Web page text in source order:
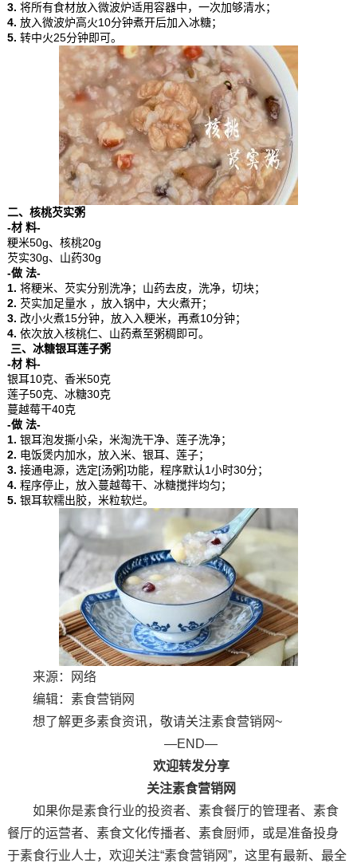
3. 将所有食材放入微波炉适用容器中，一次加够清水；
4. 放入微波炉高火10分钟煮开后加入冰糖；
5. 转中火25分钟即可。
二、核桃芡实粥
-材 料-
粳米50g、核桃20g
芡实30g、山药30g
-做 法-
1. 将粳米、芡实分别洗净；山药去皮，洗净，切块；
2. 芡实加足量水 ，放入锅中，大火煮开；
3. 改小火煮15分钟，放入入粳米，再煮10分钟；
4. 依次放入核桃仁、山药煮至粥稠即可。
三、冰糖银耳莲子粥
-材 料-
银耳10克、香米50克
莲子50克、冰糖30克
蔓越莓干40克
-做 法-
1. 银耳泡发撕小朵，米淘洗干净、莲子洗净；
2. 电饭煲内加水，放入米、银耳、莲子；
3. 接通电源，选定[汤粥]功能，程序默认1小时30分；
4. 程序停止，放入蔓越莓干、冰糖搅拌均匀；
5. 银耳软糯出胶，米粒软烂。
来源：网络
编辑：素食营销网
想了解更多素食资讯，敬请关注素食营销网~
—END—
欢迎转发分享
关注素食营销网
如果你是素食行业的投资者、素食餐厅的管理者、素食
餐厅的运营者、素食文化传播者、素食厨师，或是准备投身
于素食行业人士，欢迎关注“素食营销网”，这里有最新、最全